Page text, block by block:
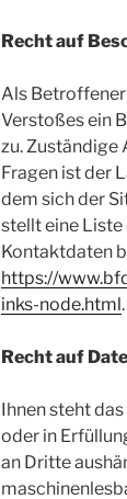
Recht auf
Als
Verstoßes ein
zu.
Fragen ist der
dem sich der
stellt eine
Kontaktdaten
https://
inks-node.html.
Recht auf
Ihnen steht
oder in
an Dritte